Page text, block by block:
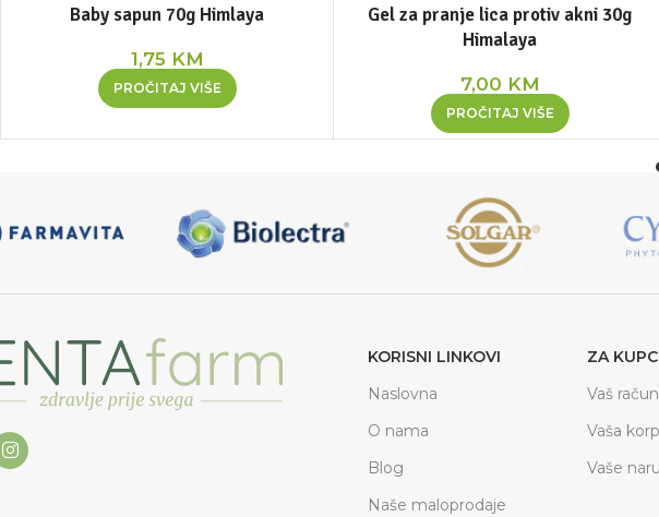
Baby sapun 70g Himlaya
1,75 KM
PROČITAJ VIŠE
Gel za pranje lica protiv akni 30g
Himalaya
7,00 KM
PROČITAJ VIŠE
KORISNI LINKOVI
Naslovna
O nama
Blog
Naše maloprodaje
ZA
Vaš račun
Vaša
Vaše